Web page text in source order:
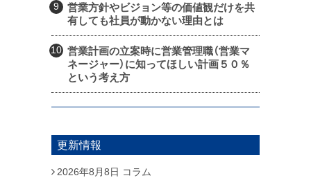
営業方針やビジョン等の価値観だけを共
有しても社員が動かない理由とは
営業計画の立案時に営業管理職（営業マ
ネージャー）に知ってほしい計画５０％
という考え方
更新情報
2026年8月8日 コラム